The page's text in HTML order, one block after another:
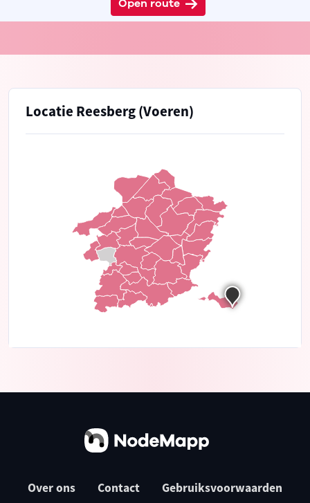
Open route
Locatie Reesberg (Voeren)
Over ons Contact Gebruiksvoorwaarden